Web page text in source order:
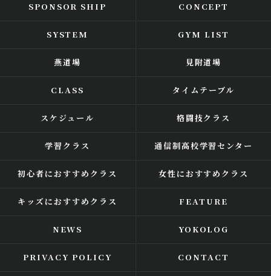
SPONSOR SHIP CONCEPT
SYSTEM GYM LIST
燕道場 見附道場
CLASS タイムテーブル
スケジュール 格闘技クラス
学習クラス 通信制高校学習センター
初心者におすすめクラス 女性におすすめクラス
キッズにおすすめクラス FEATURE
NEWS YOKOLOG
PRIVACY POLICY CONTACT